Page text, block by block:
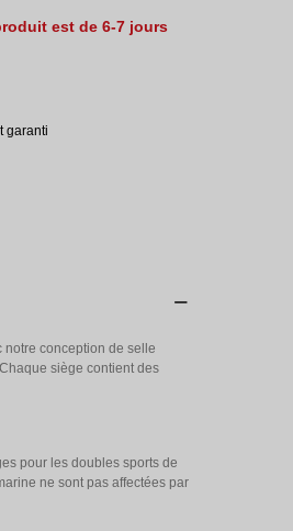
est de 6-7 jours
garanti
notre conception de selle
siège contient des
pour les doubles sports de
ne sont pas affectées par